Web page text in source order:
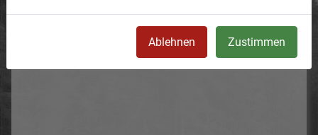
Ablehnen Zustimmen